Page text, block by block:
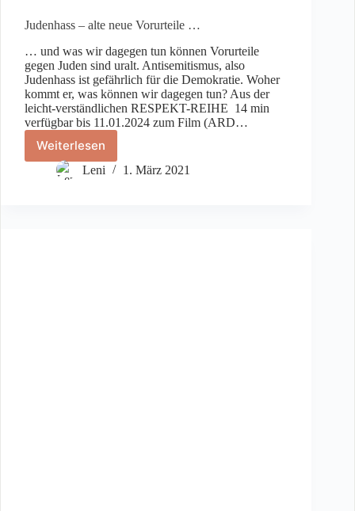
Judenhass – alte neue Vorurteile …
… und was wir dagegen tun können Vorurteile
gegen Juden sind uralt. Antisemitismus, also
Judenhass ist gefährlich für die Demokratie. Woher
kommt er, was können wir dagegen tun? Aus der
leicht-verständlichen RESPEKT-REIHE 14 min
verfügbar bis 11.01.2024 zum Film (ARD…
Weiterlesen
Judenhass
alte
Leni 1. März 2021